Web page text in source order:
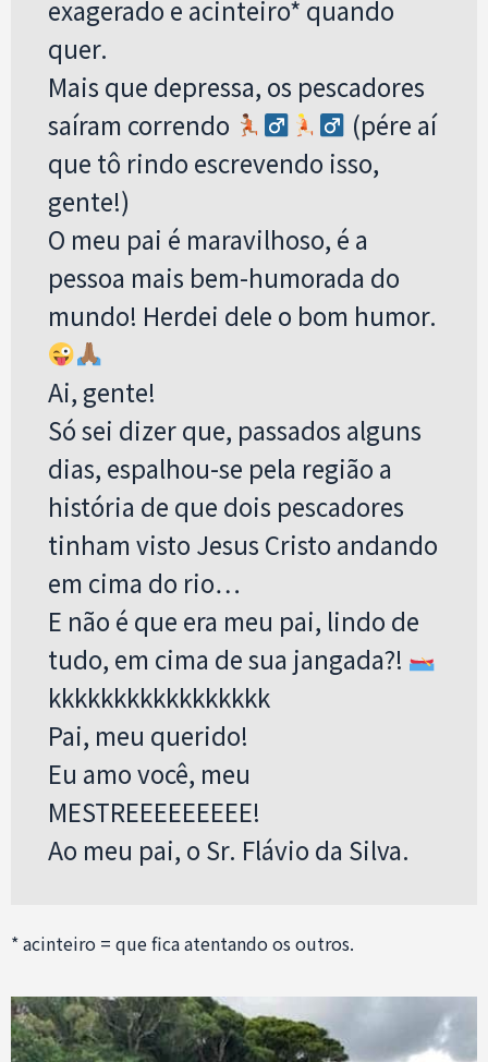
exagerado e acinteiro* quando
quer.
Mais que depressa, os pescadores
saíram correndo
(pére aí
que tô rindo escrevendo isso,
gente!)
O meu pai é maravilhoso, é a
pessoa mais bem-humorada do
mundo! Herdei dele o bom humor.
Ai, gente!
Só sei dizer que, passados alguns
dias, espalhou-se pela região a
história de que dois pescadores
tinham visto Jesus Cristo andando
em cima do rio…
E não é que era meu pai, lindo de
tudo, em cima de sua jangada?!
kkkkkkkkkkkkkkkkk
Pai, meu querido!
Eu amo você, meu
MESTREEEEEEEEE!
Ao meu pai, o Sr. Flávio da Silva.
* acinteiro = que fica atentando os outros.